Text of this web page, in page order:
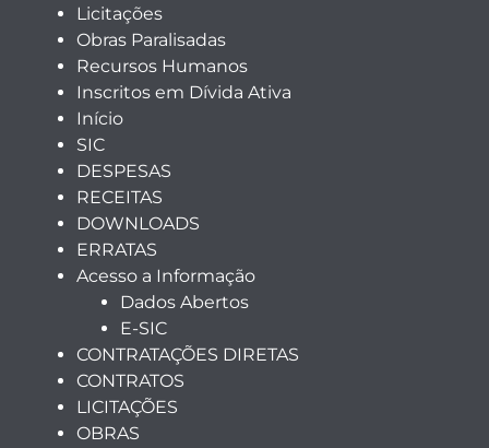
Licitações
Obras Paralisadas
Recursos Humanos
Inscritos em Dívida Ativa
Início
SIC
DESPESAS
RECEITAS
DOWNLOADS
ERRATAS
Acesso a Informação
Dados Abertos
E-SIC
CONTRATAÇÕES DIRETAS
CONTRATOS
LICITAÇÕES
OBRAS